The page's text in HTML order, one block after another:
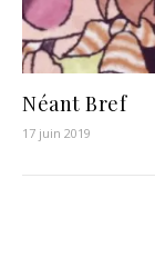
Néant Bref
17 juin 2019